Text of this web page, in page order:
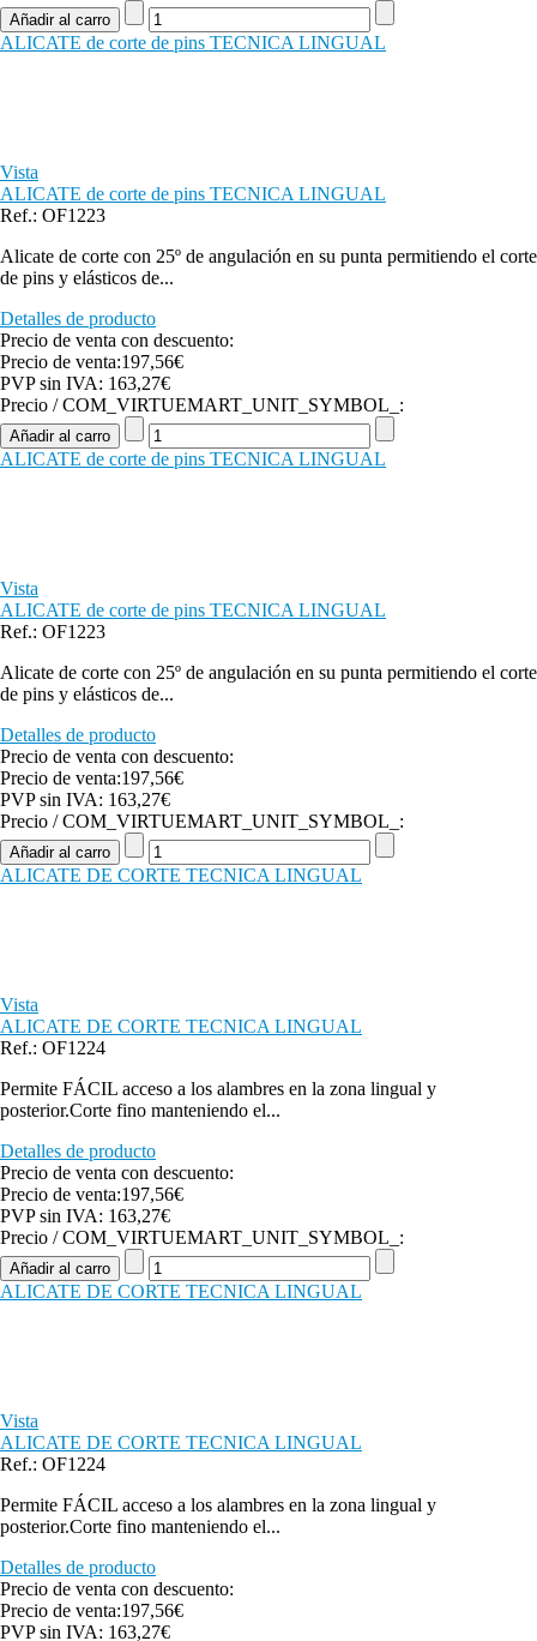
ALICATE de corte de pins TECNICA LINGUAL
Vista
ALICATE de corte de pins TECNICA LINGUAL
Ref.: OF1223
Alicate de corte con 25º de angulación en su punta permitiendo el corte
de pins y elásticos de...
Detalles de producto
Precio de venta con descuento:
Precio de venta:197,56€
PVP sin IVA: 163,27€
Precio / COM_VIRTUEMART_UNIT_SYMBOL_:
ALICATE de corte de pins TECNICA LINGUAL
Vista
ALICATE de corte de pins TECNICA LINGUAL
Ref.: OF1223
Alicate de corte con 25º de angulación en su punta permitiendo el corte
de pins y elásticos de...
Detalles de producto
Precio de venta con descuento:
Precio de venta:197,56€
PVP sin IVA: 163,27€
Precio / COM_VIRTUEMART_UNIT_SYMBOL_:
ALICATE DE CORTE TECNICA LINGUAL
Vista
ALICATE DE CORTE TECNICA LINGUAL
Ref.: OF1224
Permite FÁCIL acceso a los alambres en la zona lingual y
posterior.Corte fino manteniendo el...
Detalles de producto
Precio de venta con descuento:
Precio de venta:197,56€
PVP sin IVA: 163,27€
Precio / COM_VIRTUEMART_UNIT_SYMBOL_:
ALICATE DE CORTE TECNICA LINGUAL
Vista
ALICATE DE CORTE TECNICA LINGUAL
Ref.: OF1224
Permite FÁCIL acceso a los alambres en la zona lingual y
posterior.Corte fino manteniendo el...
Detalles de producto
Precio de venta con descuento:
Precio de venta:197,56€
PVP sin IVA: 163,27€